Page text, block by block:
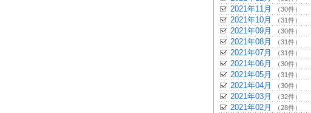
2021年11月 （30件）
2021年10月 （31件）
2021年09月 （30件）
2021年08月 （31件）
2021年07月 （31件）
2021年06月 （30件）
2021年05月 （31件）
2021年04月 （30件）
2021年03月 （32件）
2021年02月 （28件）